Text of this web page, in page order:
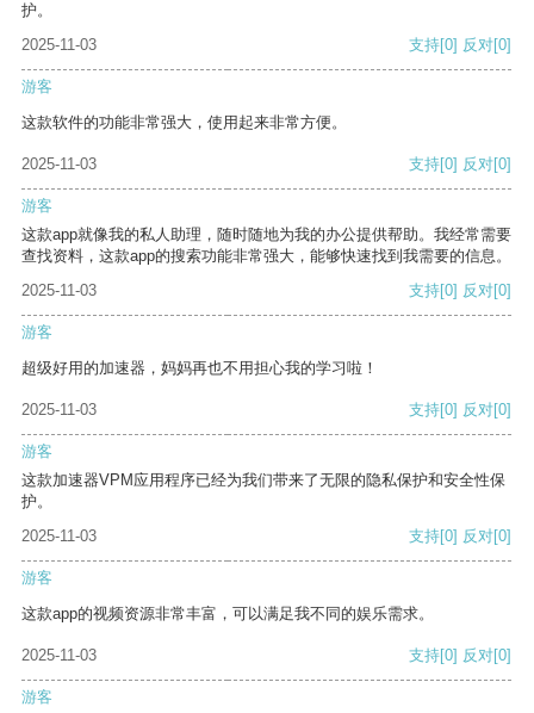
护。
2025-11-03
支持[0] 反对[0]
游客
这款软件的功能非常强大，使用起来非常方便。
2025-11-03 支持[0] 反对[0]
游客
这款app就像我的私人助理，随时随地为我的办公提供帮助。我经常需要
查找资料，这款app的搜索功能非常强大，能够快速找到我需要的信息。
2025-11-03
支持[0] 反对[0]
游客
超级好用的加速器，妈妈再也不用担心我的学习啦！
2025-11-03 支持[0] 反对[0]
游客
这款加速器VPM应用程序已经为我们带来了无限的隐私保护和安全性保
护。
2025-11-03
支持[0] 反对[0]
游客
这款app的视频资源非常丰富，可以满足我不同的娱乐需求。
2025-11-03 支持[0] 反对[0]
游客